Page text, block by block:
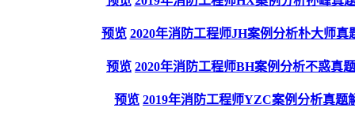
预览 2020年消防工程师JH案例分析朴大师真
预览 2020年消防工程师BH案例分析不惑真
预览 2019年消防工程师YZC案例分析真题